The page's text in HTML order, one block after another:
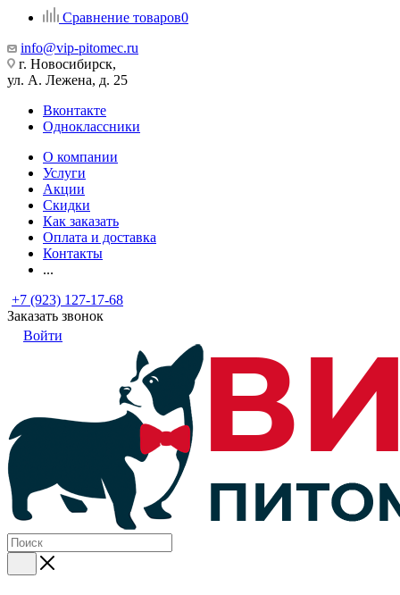
Сравнение товаров0
info@vip-pitomec.ru
г. Новосибирск,
ул. А. Лежена, д. 25
Вконтакте
Одноклассники
О компании
Услуги
Акции
Скидки
Как заказать
Оплата и доставка
Контакты
...
+7 (923) 127-17-68
Заказать звонок
Войти